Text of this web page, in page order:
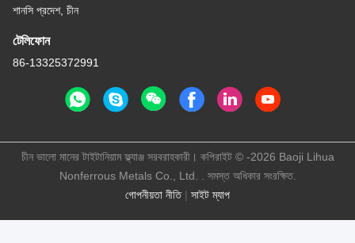
শানসি প্রদেশ, চীন
টেলিফোন
86-13325372991
গোপনীয়তা নীতি| সাইট ম্যাপ
চীন ভালো মানের টাইটানিয়াম ফ্ল্যাঞ্জ সরবরাহকারী। কপিরাইট © -2026 Baoji Lihua
Nonferrous Metals Co., Ltd. . সমস্ত অধিকার সংরক্ষিত.